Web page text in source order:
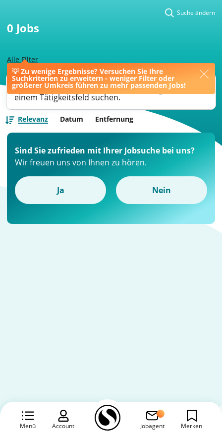
💡 Zu wenige Ergebnisse? Versuchen Sie Ihre
Suchkriterien zu erweitern - weniger Filter oder
größerer Umkreis führen zu mehr passenden Jobs!
Alle Filter
Suche ändern
0 Jobs
Ihre Jobsuche könnte bessere Ergebnisse liefern,
wenn Sie nach einer Berufsbezeichnung oder
einem Tätigkeitsfeld suchen.
Relevanz Datum Entfernung
Menü Account Jobagent Merken
Sind Sie zufrieden mit Ihrer Jobsuche bei uns?
Wir freuen uns von Ihnen zu hören.
Ja Nein